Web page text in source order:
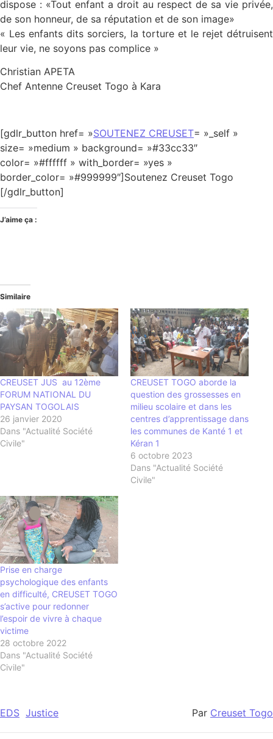
dispose : «Tout enfant a droit au respect de sa vie privée,
de son honneur, de sa réputation et de son image»
« Les enfants dits sorciers, la torture et le rejet détruisent
leur vie, ne soyons pas complice »
Christian APETA
Chef Antenne Creuset Togo à Kara
[gdlr_button href= »SOUTENEZ CREUSET= »_self »
size= »medium » background= »#33cc33″
color= »#ffffff » with_border= »yes »
border_color= »#999999″]Soutenez Creuset Togo
[/gdlr_button]
J’aime ça :
Similaire
CREUSET JUS au 12ème
FORUM NATIONAL DU
PAYSAN TOGOLAIS
26 janvier 2020
Dans "Actualité Société
Civile"
CREUSET TOGO aborde la
question des grossesses en
milieu scolaire et dans les
centres d’apprentissage dans
les communes de Kanté 1 et
Kéran 1
6 octobre 2023
Dans "Actualité Société
Civile"
Prise en charge
psychologique des enfants
en difficulté, CREUSET TOGO
s’active pour redonner
l’espoir de vivre à chaque
victime
28 octobre 2022
Dans "Actualité Société
Civile"
EDS Justice Par Creuset Togo